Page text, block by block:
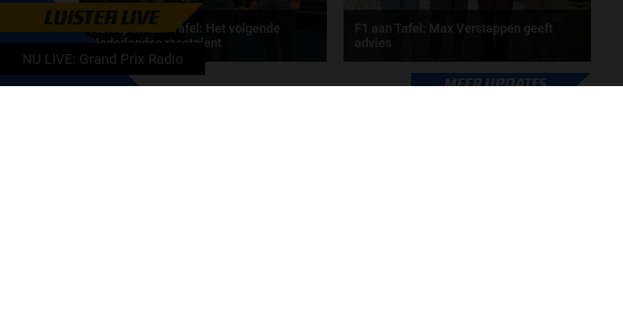
Autosport aan Tafel: Het volgende
Nederlandse racetalent
Hoe klim je naar te top in de racewereld? Wat is er
nodig om alles uit je carrière te halen? En hoe...
F1 aan Tafel: Max Verstappen geeft
advies
Max Verstappen adviseert Red Bull. Gaat George
Russell weg bij Mercedes? En moet de budgetcap...
MEER UPDATES
LUISTER LIVE
NU LIVE: Grand Prix Radio